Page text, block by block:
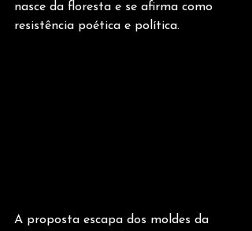
nasce da floresta e se afirma como
resistência poética e política.
A proposta escapa dos moldes da